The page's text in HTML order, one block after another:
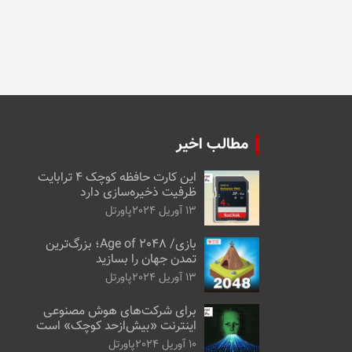
مطالب اخیر
این کارت حافظه کوچک ۴ ترابایت
ظرفیت ذخیره‌سازی دارد
13 آوریل 2024 پاورتل
بازی/ Age of 2048؛ بزرگ‌ترین
تمدن جهان را بسازید
13 آوریل 2024 پاورتل
برای شرکت‌های هوش مصنوعی
اینترنت «بیش‌از‌حد کوچک» است
10 آوریل 2024 پاورتل